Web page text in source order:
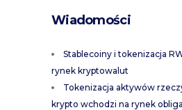
Wiadomości
Stablecoiny i tokenizacja
rynek kryptowalut
Tokenizacja aktywów
krypto wchodzi na rynek